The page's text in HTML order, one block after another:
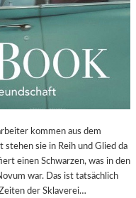
kommen aus dem
sie in Reih und Glied da
einen Schwarzen, was in den
war. Das ist tatsächlich
der Sklaverei…